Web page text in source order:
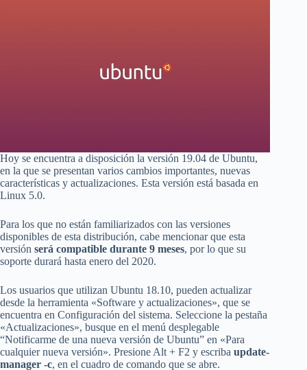
Hoy se encuentra a disposición la versión 19.04 de Ubuntu,
en la que se presentan varios cambios importantes, nuevas
características y actualizaciones. Esta versión está basada en
Linux 5.0.
Para los que no están familiarizados con las versiones
disponibles de esta distribución, cabe mencionar que esta
versión será compatible durante 9 meses, por lo que su
soporte durará hasta enero del 2020.
Los usuarios que utilizan Ubuntu 18.10, pueden actualizar
desde la herramienta «Software y actualizaciones», que se
encuentra en Configuración del sistema. Seleccione la pestaña
«Actualizaciones», busque en el menú desplegable
“Notificarme de una nueva versión de Ubuntu” en «Para
cualquier nueva versión». Presione Alt + F2 y escriba update-
manager -c, en el cuadro de comando que se abre.